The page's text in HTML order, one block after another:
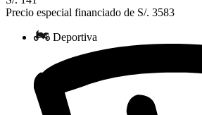
Precio especial financiado de S/. 3583
Deportiva